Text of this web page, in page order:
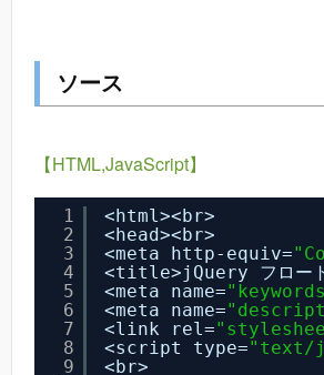
ソース
【HTML,JavaScript】
1
2
3
4
5
6
7
8
9
<html><br>
<head><br>
<meta http-equiv=
<title>jQuery フロー
<meta name=
<meta name=
<link rel=
<script type="text/
<br>